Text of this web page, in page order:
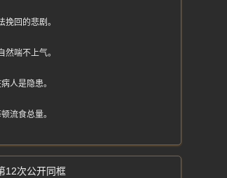
回的悲剧。
喘不上气。
人是隐患。
流食总量。
12次公开同框